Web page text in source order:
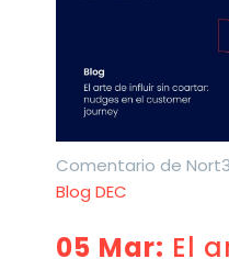
Comentario de Nort3
Blog DEC
05 Mar: El